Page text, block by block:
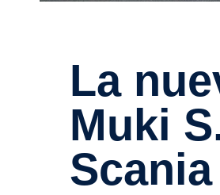
La nueva genera­ción de Trans-​
Muki